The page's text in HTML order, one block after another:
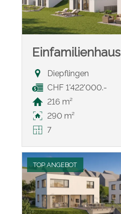
Einfamilienhaus
Diepflingen
CHF 1'422'000.-
216 m²
290 m²
7
TOP ANGEBOT